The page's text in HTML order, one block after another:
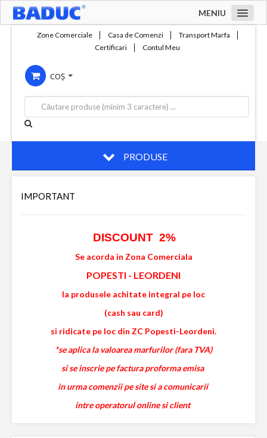
MENIU
Compania
Servicii
Productie
Contact
Zone Comerciale Casa de Comenzi
Transport Marfa
Certificari
Contul Meu
COȘ
PRODUSE
IMPORTANT
DISCOUNT 2%
Se acorda in Zona Comerciala
POPESTI - LEORDENI
la produsele achitate integral pe loc
(cash sau card)
si ridicate pe loc din ZC Popesti-Leordeni.
*se aplica la valoarea marfurilor (fara TVA)
si se inscrie pe factura proforma emisa
in urma comenzii pe site si a comunicarii
intre operatorul online si client